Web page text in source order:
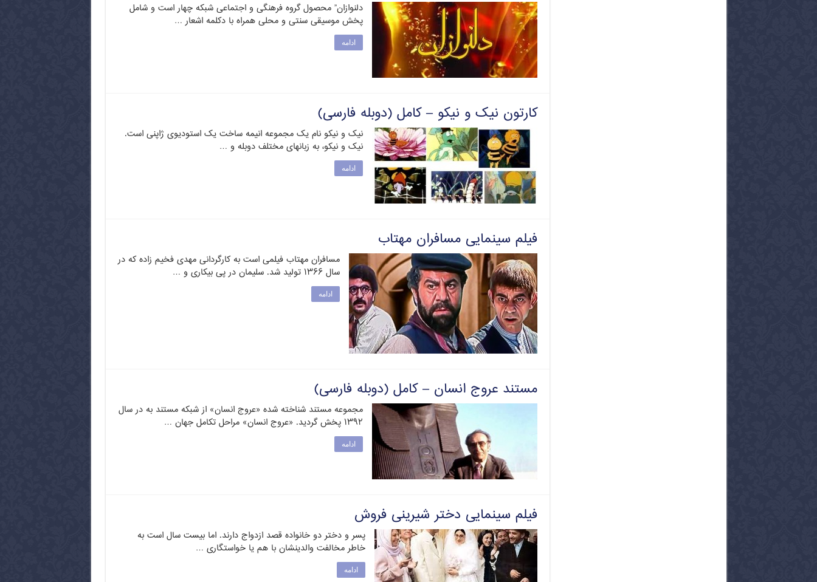
دلنوازان” محصول گروه فرهنگی و اجتماعی شبکه چهار است و شامل
پخش موسیقی سنتی و محلی همراه با دکلمه اشعار …
ادامه
کارتون نیک و نیکو – کامل (دوبله فارسی)
نیک و نیکو نام یک مجموعه انیمه ساخت یک استودیوی ژاپنی است.
نیک و نیکو، به زبانهای مختلف دوبله و …
ادامه
فیلم سینمایی مسافران مهتاب
مسافران مهتاب فیلمی است به کارگردانی مهدی فخیم زاده که در
سال ۱۳۶۶ تولید شد. سلیمان در پی بیکاری و …
ادامه
مستند عروج انسان – کامل (دوبله فارسی)
مجموعه مستند شناخته شده «عروج انسان» از شبکه مستند به در سال
۱۳۹۲ پخش گردید. «عروج انسان» مراحل تکامل جهان …
ادامه
فیلم سینمایی دختر شیرینی فروش
پسر و دختر دو خانواده قصد ازدواج دارند. اما بیست سال است به
خاطر مخالفت والدینشان با هم یا خواستگاری …
ادامه